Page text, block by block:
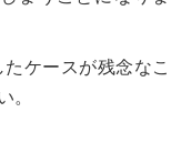
ケースが残念なこ
。